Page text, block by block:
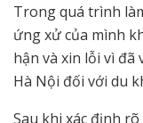
Trong quá trình
ứng xử của mình
hận và xin lỗi vì
Hà Nội đối với du
Sau khi xác định